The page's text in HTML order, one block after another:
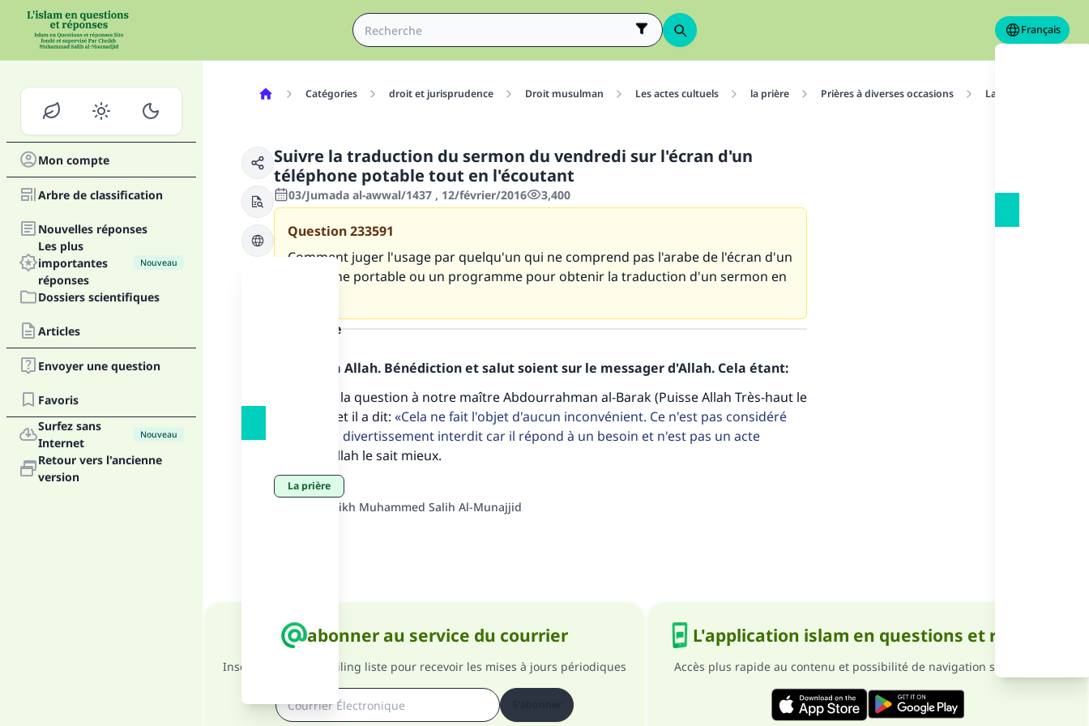
Français
Mon compte
Arbre de classification
Nouvelles réponses
Les plus
importantes
réponses
Nouveau
Dossiers scientifiques
Articles
Envoyer une question
Favoris
Surfez sans
Internet
Nouveau
Retour vers l'ancienne
version
Catégories droit et jurisprudence Droit musulman Les actes cultuels la prière Prières à diverses occasions La prière
Suivre la traduction du sermon du vendredi sur l'écran d'un
téléphone potable tout en l'écoutant
03/Jumada al-awwal/1437 , 12/février/2016 3,400
Question233591
Comment juger l'usage par quelqu'un qui ne comprend pas l'arabe de l'écran d'un
téléphone portable ou un programme pour obtenir la traduction d'un sermon en
la réponse
Louange à Allah. Bénédiction et salut soient sur le messager d'Allah. Cela étant:
J'ai exposé la question à notre maître Abdourrahman al-Barak (Puisse Allah Très-haut le
protéger) et il a dit:
Cela ne fait l'objet d'aucun inconvénient. Ce n'est pas considéré
comme un divertissement interdit car il répond à un besoin et n'est pas un acte
Allah le sait mieux.
La prière
Sheikh Muhammed Salih Al-Munajjid
abonner au service du courrier
Inscrivez vous au mailing liste pour recevoir les mises à jours périodiques
L'application islam en questions et réponses
Accès plus rapide au contenu et possibilité de navigation sans internet
personnes grâce à votre contribution
Aidez nous à apporter des réponses.
Le Messager d'Allah (Paix sur lui) a dit:
(MOUSLIM 1893)